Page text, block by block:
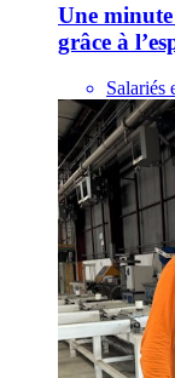
Une minute
grâce à
Salariés